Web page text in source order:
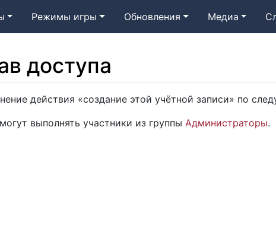
Режимы игры Обновления Медиа
доступа
действия «создание этой учётной записи» по
выполнять участники из группы Администраторы.